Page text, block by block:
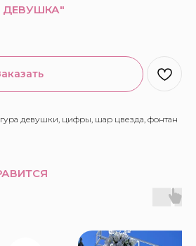
ДЕВУШКА"
девушки, цифры, шар цвезда, фонтан